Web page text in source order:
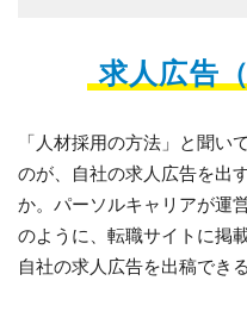
求人広告
「人材採用の方法」と聞い
のが、自社の求人広告を出
か。パーソルキャリアが運
のように、転職サイトに掲
自社の求人広告を出稿でき